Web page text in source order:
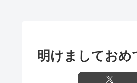
明けましておめ